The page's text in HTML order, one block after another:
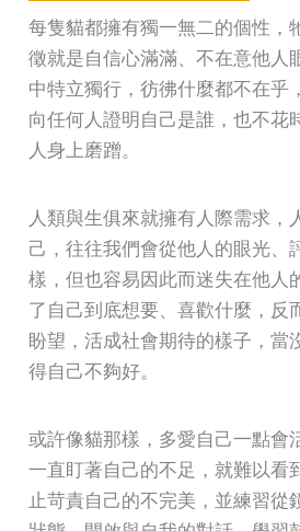
每隻貓都擁有獨一無二的個性，
徵就是自信心滿滿、不在意他人
中特立獨行，彷彿什麼都不在乎
向任何人證明自己是誰，也不花
人身上磨蹭。
人類與生俱來就擁有人際需求，
己，往往我們會從他人的眼光、
樣，但也容易因此而迷失在他人
了自己到底想要、喜歡什麼，反
盼望，活成社會期待的樣子，當
得自己不夠好。
或許像貓那樣，多愛自己一點會
一直盯著自己的不足，就難以看
止苛責自己的不完美，並練習從